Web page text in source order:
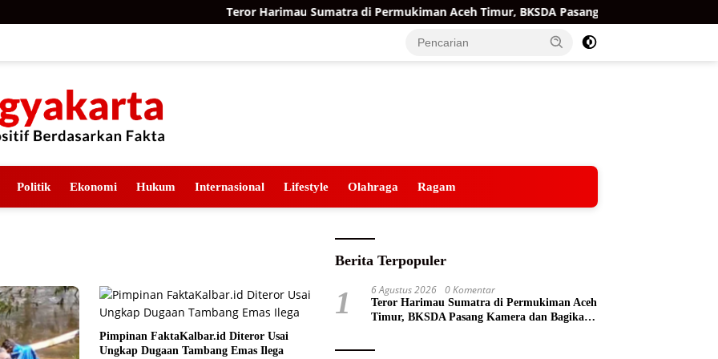
Teror Harimau Sumatra di Permukiman Aceh Timur, BKSDA Pasang Kamera dan Bagikan
Politik Ekonomi Hukum Internasional Lifestyle Olahraga Ragam
Pimpinan FaktaKalbar.id Diteror Usai
Ungkap Dugaan Tambang Emas Ilega
Berita Terpopuler
1 6 Agustus 2026 0 Komentar
Teror Harimau Sumatra di Permukiman Aceh
Timur, BKSDA Pasang Kamera dan Bagikan